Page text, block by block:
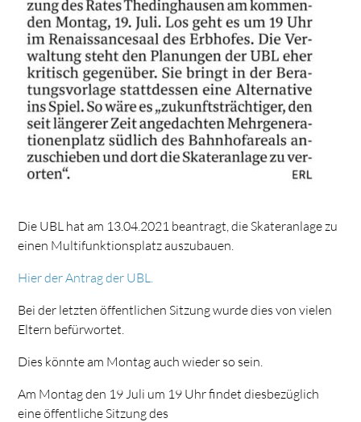
Die UBL hat am 13.04.2021 beantragt, die Skateranlage zu
einen Multifunktionsplatz auszubauen.
Hier der Antrag der UBL.
Bei der letzten öffentlichen Sitzung wurde dies von vielen
Eltern befürwortet.
Dies könnte am Montag auch wieder so sein.
Am Montag den 19 Juli um 19 Uhr findet diesbezüglich
eine öffentliche Sitzung des